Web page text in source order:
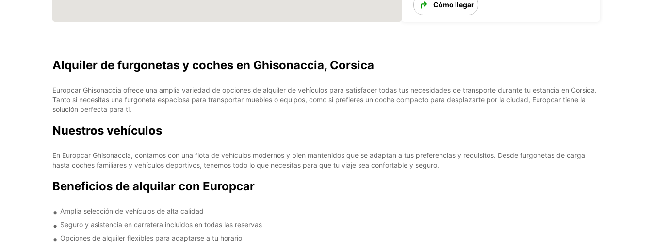
Cómo llegar
Alquiler de furgonetas y coches en Ghisonaccia, Corsica
Europcar Ghisonaccia ofrece una amplia variedad de opciones de alquiler de vehículos para satisfacer todas tus necesidades de transporte durante tu estancia en Corsica.
Tanto si necesitas una furgoneta espaciosa para transportar muebles o equipos, como si prefieres un coche compacto para desplazarte por la ciudad, Europcar tiene la
solución perfecta para ti.
Nuestros vehículos
En Europcar Ghisonaccia, contamos con una flota de vehículos modernos y bien mantenidos que se adaptan a tus preferencias y requisitos. Desde furgonetas de carga
hasta coches familiares y vehículos deportivos, tenemos todo lo que necesitas para que tu viaje sea confortable y seguro.
Beneficios de alquilar con Europcar
Amplia selección de vehículos de alta calidad
Seguro y asistencia en carretera incluidos en todas las reservas
Opciones de alquiler flexibles para adaptarse a tu horario